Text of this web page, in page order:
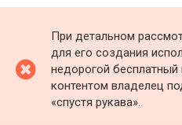
При детальном
для его создания
недорогой
контентом владелец
«спустя рукава».